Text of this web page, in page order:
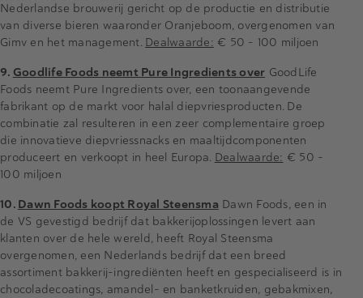
Nederlandse brouwerij gericht op de productie en distributie
van diverse bieren waaronder Oranjeboom, overgenomen van
Gimv en het management. Dealwaarde: € 50 - 100 miljoen
9. Goodlife Foods neemt Pure Ingredients over GoodLife
Foods neemt Pure Ingredients over, een toonaangevende
fabrikant op de markt voor halal diepvriesproducten. De
combinatie zal resulteren in een zeer complementaire groep
die innovatieve diepvriessnacks en maaltijdcomponenten
produceert en verkoopt in heel Europa. Dealwaarde: € 50 -
100 miljoen
10. Dawn Foods koopt Royal Steensma Dawn Foods, een in
de VS gevestigd bedrijf dat bakkerijoplossingen levert aan
klanten over de hele wereld, heeft Royal Steensma
overgenomen, een Nederlands bedrijf dat een breed
assortiment bakkerij-ingrediënten heeft en gespecialiseerd is in
chocoladecoatings, amandel- en banketkruiden, gebakmixen,